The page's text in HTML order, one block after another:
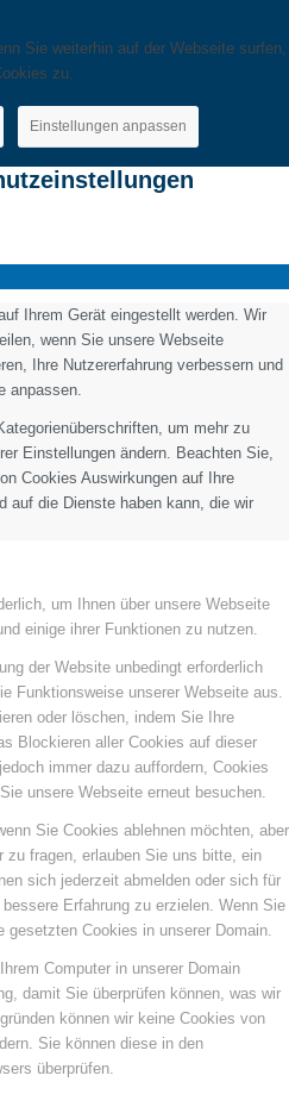
Sie weiterhin auf der Webseite surfen,
zu.
Einstellungen anpassen
Ihrem Gerät eingestellt werden. Wir
wenn Sie unsere Webseite
Ihre Nutzererfahrung verbessern und
anpassen.
um mehr zu
Einstellungen ändern. Beachten Sie,
Cookies Auswirkungen auf Ihre
auf die Dienste haben kann, die wir
um Ihnen über unsere Webseite
einige ihrer Funktionen zu nutzen.
der Website unbedingt erforderlich
Funktionsweise unserer Webseite aus.
oder löschen, indem Sie Ihre
Blockieren aller Cookies auf dieser
immer dazu auffordern, Cookies
unsere Webseite erneut besuchen.
Sie Cookies ablehnen möchten, aber
zu fragen, erlauben Sie uns bitte, ein
sich jederzeit abmelden oder sich für
Erfahrung zu erzielen. Wenn Sie
gesetzten Cookies in unserer Domain.
Computer in unserer Domain
damit Sie überprüfen können, was wir
können wir keine Cookies von
Sie können diese in den
überprüfen.